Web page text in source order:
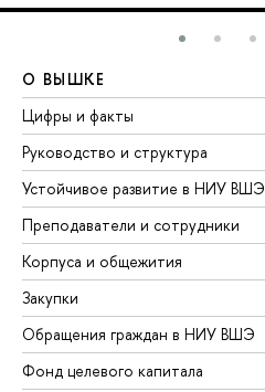
О ВЫШКЕ
Цифры и факты
Руководство и структура
Устойчивое развитие в НИУ ВШЭ
Преподаватели и сотрудники
Корпуса и общежития
Закупки
Обращения граждан в НИУ ВШЭ
Фонд целевого капитала